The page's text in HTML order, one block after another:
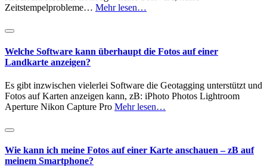
Zeitstempelprobleme… Mehr lesen…
Welche Software kann überhaupt die Fotos auf einer
Landkarte anzeigen?
Es gibt inzwischen vielerlei Software die Geotagging unterstützt und
Fotos auf Karten anzeigen kann, zB: iPhoto Photos Lightroom
Aperture Nikon Capture Pro Mehr lesen…
Wie kann ich meine Fotos auf einer Karte anschauen – zB auf
meinem Smartphone?